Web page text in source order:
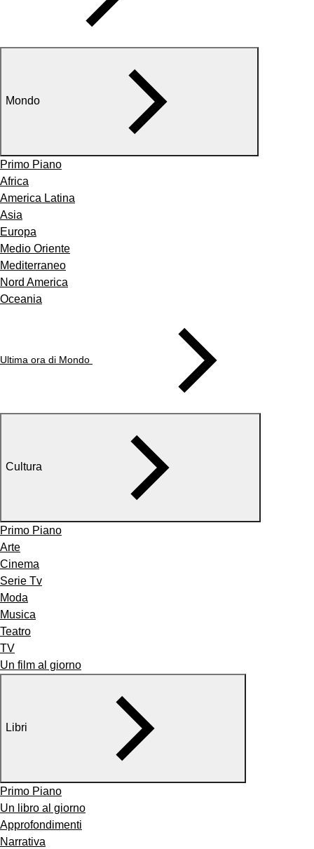
Mondo
Primo Piano
Africa
America Latina
Asia
Europa
Medio Oriente
Mediterraneo
Nord America
Oceania
Ultima ora di Mondo
Cultura
Primo Piano
Arte
Cinema
Serie Tv
Moda
Musica
Teatro
TV
Un film al giorno
Libri
Primo Piano
Un libro al giorno
Approfondimenti
Narrativa